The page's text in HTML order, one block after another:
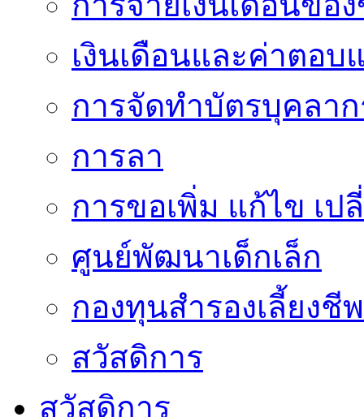
เงินเดือนและค่าตอบ
การจัดทำบัตรบุคลา
การลา
การขอเพิ่ม แก้ไข เ
ศูนย์พัฒนาเด็กเล็ก
กองทุนสำรองเลี้ยงชีพ
สวัสดิการ
สวัสดิการ